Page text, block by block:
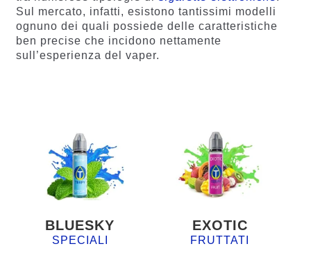
Sul mercato, infatti, esistono tantissimi modelli
ognuno dei quali possiede delle caratteristiche
ben precise che incidono nettamente
sull’esperienza del vaper.
BLUESKY
SPECIALI
EXOTIC
FRUTTATI